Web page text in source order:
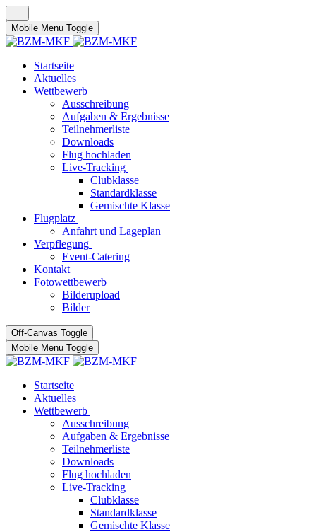
Mobile Menu Toggle
Startseite
Aktuelles
Wettbewerb
Ausschreibung
Aufgaben & Ergebnisse
Teilnehmerliste
Downloads
Flug hochladen
Live-Tracking
Clubklasse
Standardklasse
Gemischte Klasse
Flugplatz
Anfahrt und Lageplan
Verpflegung
Event-Catering
Kontakt
Fotowettbewerb
Bilderupload
Bilder
Off-Canvas Toggle
Mobile Menu Toggle
Startseite
Aktuelles
Wettbewerb
Ausschreibung
Aufgaben & Ergebnisse
Teilnehmerliste
Downloads
Flug hochladen
Live-Tracking
Clubklasse
Standardklasse
Gemischte Klasse